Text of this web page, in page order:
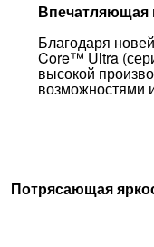
Благодаря
Core™ Ultra
высокой
возможностями
Потрясающая